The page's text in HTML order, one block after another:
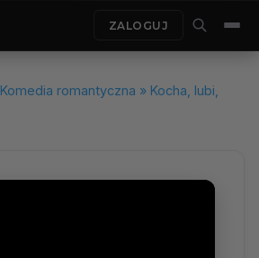
ZALOGUJ
Komedia romantyczna » Kocha, lubi,